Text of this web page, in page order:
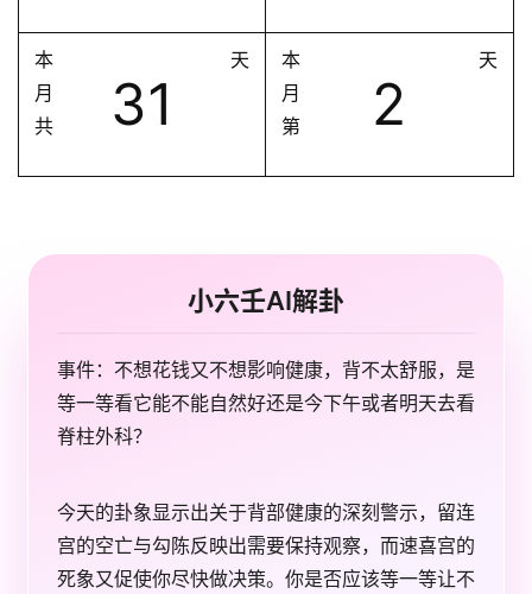
本
月
共
31
天
本
月
第
2
天
小六壬AI解卦
事件：不想花钱又不想影响健康，背不太舒服，是
等一等看它能不能自然好还是今下午或者明天去看
脊柱外科？
今天的卦象显示出关于背部健康的深刻警示，留连
宫的空亡与勾陈反映出需要保持观察，而速喜宫的
死象又促使你尽快做决策。你是否应该等一等让不